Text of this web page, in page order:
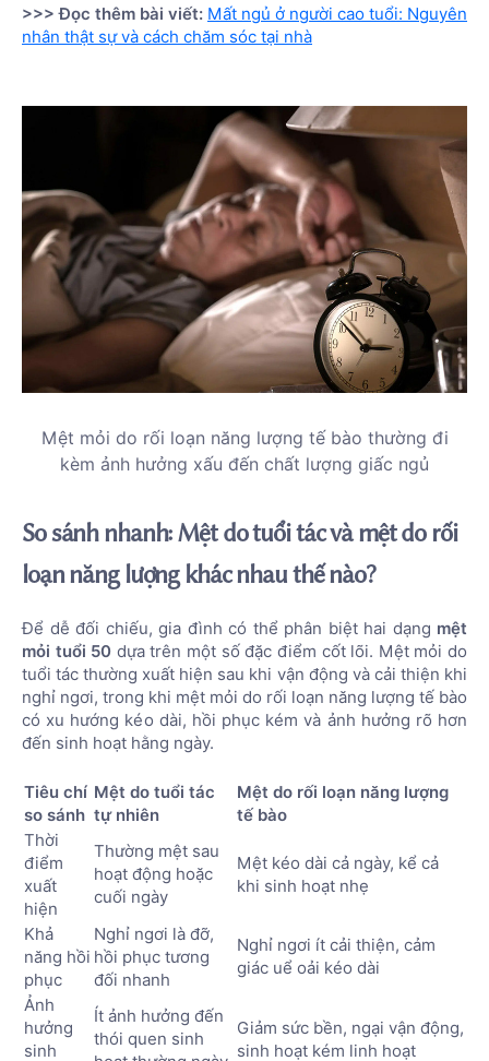
>>> Đọc thêm bài viết: Mất ngủ ở người cao tuổi: Nguyên
nhân thật sự và cách chăm sóc tại nhà
Mệt mỏi do rối loạn năng lượng tế bào thường đi
kèm ảnh hưởng xấu đến chất lượng giấc ngủ
So sánh nhanh: Mệt do tuổi tác và mệt do rối
loạn năng lượng khác nhau thế nào?
Để dễ đối chiếu, gia đình có thể phân biệt hai dạng mệt
mỏi tuổi 50 dựa trên một số đặc điểm cốt lõi. Mệt mỏi do
tuổi tác thường xuất hiện sau khi vận động và cải thiện khi
nghỉ ngơi, trong khi mệt mỏi do rối loạn năng lượng tế bào
có xu hướng kéo dài, hồi phục kém và ảnh hưởng rõ hơn
đến sinh hoạt hằng ngày.
Tiêu chí
so sánh
Mệt do tuổi tác
tự nhiên
Mệt do rối loạn năng lượng
tế bào
Thời
điểm
xuất
hiện
Thường mệt sau
hoạt động hoặc
cuối ngày
Mệt kéo dài cả ngày, kể cả
khi sinh hoạt nhẹ
Khả
năng hồi
phục
Nghỉ ngơi là đỡ,
hồi phục tương
đối nhanh
Nghỉ ngơi ít cải thiện, cảm
giác uể oải kéo dài
Ảnh
hưởng
sinh
Ít ảnh hưởng đến
thói quen sinh
Giảm sức bền, ngại vận động,
sinh hoạt kém linh hoạt